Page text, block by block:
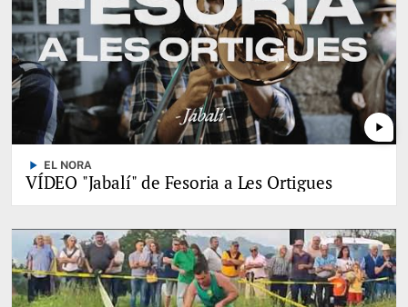
play_arrow
play_arrow EL NORA
VÍDEO "Jabalí" de Fesoria a Les Ortigues